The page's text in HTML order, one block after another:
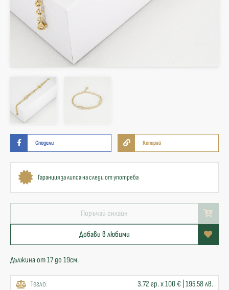
Сподели Копирай
Гаранция за липса на следи от употреба
Поръчай онлайн
Добави в любими
Дължина от 17 до 19см.
Тегло:
3.72 гр. x 100 € | 195.58 лв.